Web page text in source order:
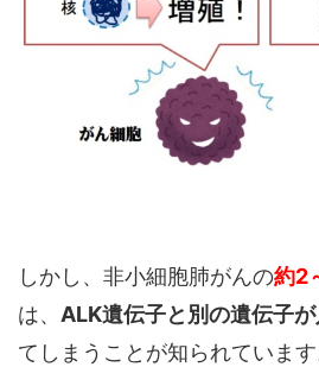
しかし、非小細胞肺がんの約2
は、 ALK遺伝子と別の遺伝子
てしまうことが知られています